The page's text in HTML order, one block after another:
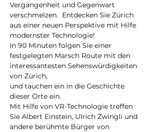
Vergangenheit und Gegenwart
verschmelzen.  Entdecken Sie Zürich
aus einer neuen Perspektive mit Hilfe
modernster Technologie!
In 90 Minuten folgen Sie einer
festgelegten Marsch Route mit den
interessantesten Sehenswürdigkeiten
von Zürich,
und tauchen ein in die Geschichte
dieser Orte ein.
Mit Hilfe von VR-Technologie treffen
Sie Albert Einstein, Ulrich Zwingli und
andere berühmte Bürger von